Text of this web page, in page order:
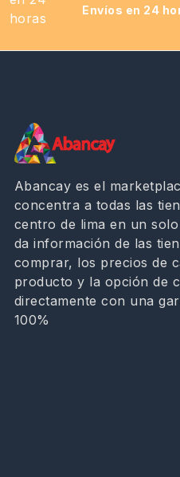
Envíos en 24
Abancay es el
concentra a todas las
centro de lima en un
da información de las
comprar, los precios de
producto y la opción de
directamente con una
100%